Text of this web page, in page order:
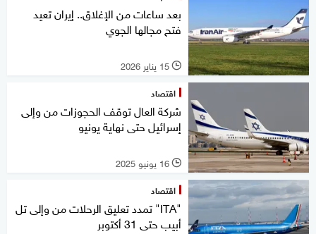
بعد ساعات من الإغلاق.. إيران تعيد
فتح مجالها الجوي
l 15 يناير 2026
اقتصاد
شركة العال توقف الحجوزات من وإلى
إسرائيل حتى نهاية يونيو
l 16 يونيو 2025
اقتصاد
"ITA" تمدد تعليق الرحلات من وإلى تل
أبيب حتى 31 أكتوبر